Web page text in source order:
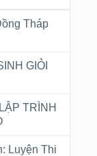
Tháp
GIỎI
TRÌNH
Luyện Thi